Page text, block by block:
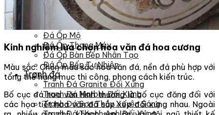
Đá Ốp Bếp
Đá Ốp Mặt Tiền
Đá Ốp Cột
Đá Ốp Mộ
Đá Ốp Thang Máy
Đá Ốp Bàn Bếp Nhân Tạo
Đá Ốp Bếp Tự Nhiên
Tranh đá
Tranh Đá Granite Đối Xứng
Tranh Đá Marble Đối Xứng
Tranh Đá Sơn Thủy Xuyên Sáng
Kinh nghiệm lựa chọn hoa văn đá hoa cương
Màu sắc: Chọn màu sắc hoa văn đá, nền đá phù hợp với
tổng thể hạng mục thi công, phong cách kiến trúc.
Bố cục đá hoa văn hình thường là bố cục đăng đối với
các họa tiết hoa văn đã sắp xếp đối xứng nhau. Ngoài